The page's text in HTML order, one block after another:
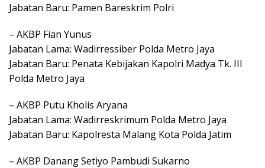
Jabatan Baru: Pamen Bareskrim Polri
– AKBP Fian Yunus
Jabatan Lama: Wadirressiber Polda Metro Jaya
Jabatan Baru: Penata Kebijakan Kapolri Madya Tk. III
Polda Metro Jaya
– AKBP Putu Kholis Aryana
Jabatan Lama: Wadirreskrimum Polda Metro Jaya
Jabatan Baru: Kapolresta Malang Kota Polda Jatim
– AKBP Danang Setiyo Pambudi Sukarno